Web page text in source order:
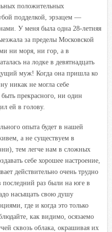
положительных
подделкой, эрзацем —
У меня была одна 28-летняя
за пределы Московской
ни моря, ни гор, а в
на лодке в девятнадцать
муж! Когда она пришла ко
никак не могла себе
прекрасного, ни один
ей в голову.
опыта будет в нашей
а не существуем в
тем легче нам в сложных
себе хорошее настроение,
действительно очень трудно
раз были на юге в
насыщать свою душу
где и когда это только
как видимо, осязаемо
сквозь облака, окрашивая их